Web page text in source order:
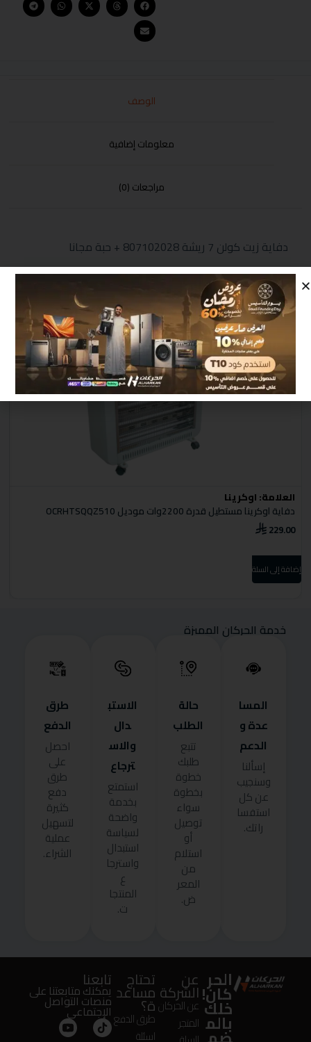
الوصف
معلومات إضافية
مراجعات (0)
دفاية زيت كولن 7 ريشة 807102028 + حبة مجانا
منتجات مشابهة
العلامة:اوكرينا
دفاية اوكرينا مستطيل قدرة 2200وات موديل OCRHTSQQZ510
229.00
إضافة إلى السلة
خدمة الحركان المميزة
المسا
عدة و
الدعم
إسألنا
وسنجيب
عن كل
استفسا
راتك.
حالة
الطلب
تتبع
طلبك
خطوة
بخطوة
سواء
توصيل
أو
استلام
من
المعر
ض.
الاستب
دال
والاس
ترجاع
استمتع
بخدمة
واضحة
لسياسة
استبدال
واسترجا
ع
المنتجا
ت.
طرق
الدفع
احصل
على
طرق
دفع
كثيرة
لتسهيل
عملية
الشراء.
الحر
كان!
خلك
بالم
عن
الشركة
عن الحركان
المتجر
تحتاج
مساعد
ة؟
طرق الدفع
اسئلة
تابعنا
يمكنك متابعتنا على
منصات التواصل
الإجتماعى